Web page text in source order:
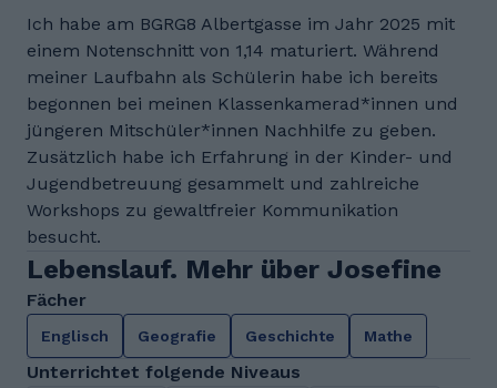
Ich habe am BGRG8 Albertgasse im Jahr 2025 mit
einem Notenschnitt von 1,14 maturiert. Während
meiner Laufbahn als Schülerin habe ich bereits
begonnen bei meinen Klassenkamerad*innen und
jüngeren Mitschüler*innen Nachhilfe zu geben.
Zusätzlich habe ich Erfahrung in der Kinder- und
Jugendbetreuung gesammelt und zahlreiche
Workshops zu gewaltfreier Kommunikation
besucht.
Lebenslauf. Mehr über Josefine
Fächer
Englisch Geografie Geschichte Mathe
Unterrichtet folgende Niveaus